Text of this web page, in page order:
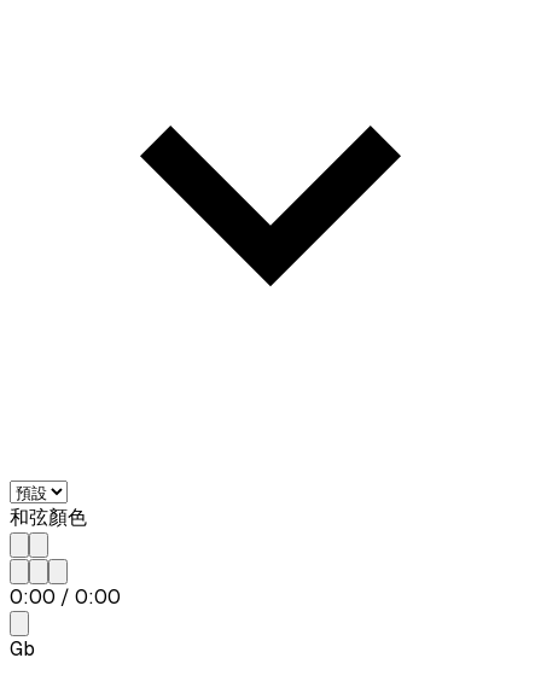
和弦顏色
0:00 / 0:00
Gb